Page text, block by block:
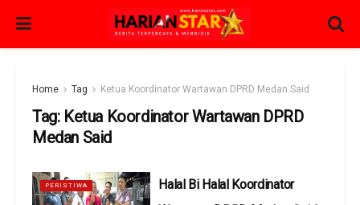
Home Tag Ketua Koordinator Wartawan DPRD Medan Said
Tag: Ketua Koordinator Wartawan DPRD
Medan Said
PERISTIWA
Halal Bi Halal Koordinator